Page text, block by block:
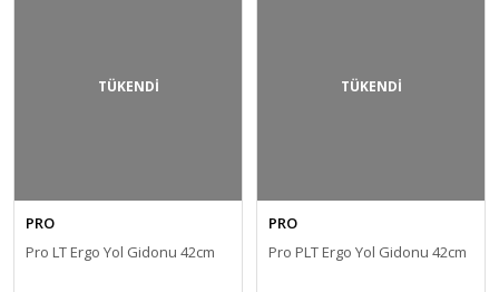
TÜKENDİ
PRO
Pro LT Ergo Yol Gidonu 42cm
TÜKENDİ
PRO
Pro PLT Ergo Yol Gidonu 42cm